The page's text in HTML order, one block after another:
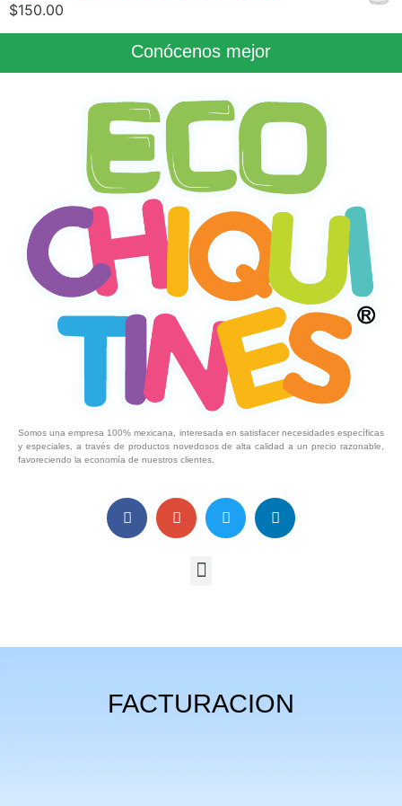
$150.00
Conócenos mejor
Somos una empresa 100% mexicana, interesada en satisfacer necesidades específicas
y especiales, a través de productos novedosos de alta calidad a un precio razonable,
favoreciendo la economía de nuestros clientes.
FACTURACION